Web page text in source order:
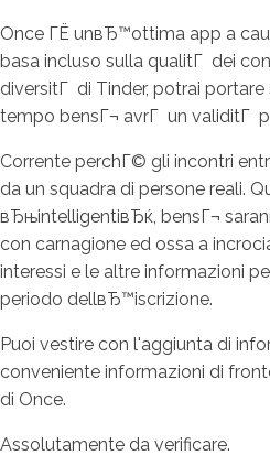
Once ГЁ unвЂ™ottima app a
basa incluso sulla qualitГ dei
diversitГ di Tinder, potrai
tempo bensГ¬ avrГ un validitГ
Corrente perchГ© gli incontri
da un squadra di persone reali.
вЂњintelligentiвЂќ, bensГ¬
con carnagione ed ossa a
interessi e le altre informazioni
periodo dellвЂ™iscrizione.
Puoi vestire con l'aggiunta di
conveniente informazioni di
di Once.
Assolutamente da verificare.